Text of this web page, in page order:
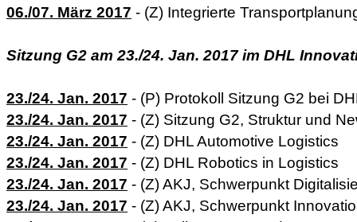
06./07. März 2017 - (Z) Integrierte
Sitzung G2 am 23./24. Jan. 2017 im DHL
23./24. Jan. 2017 - (P) Protokoll Sitzung G2 bei
23./24. Jan. 2017 - (Z) Sitzung G2, Struktur und
23./24. Jan. 2017 - (Z) DHL Automotive Logistics
23./24. Jan. 2017 - (Z) DHL Robotics in Logistics
23./24. Jan. 2017 - (Z) AKJ, Schwerpunkt
23./24. Jan. 2017 - (Z) AKJ, Schwerpunkt